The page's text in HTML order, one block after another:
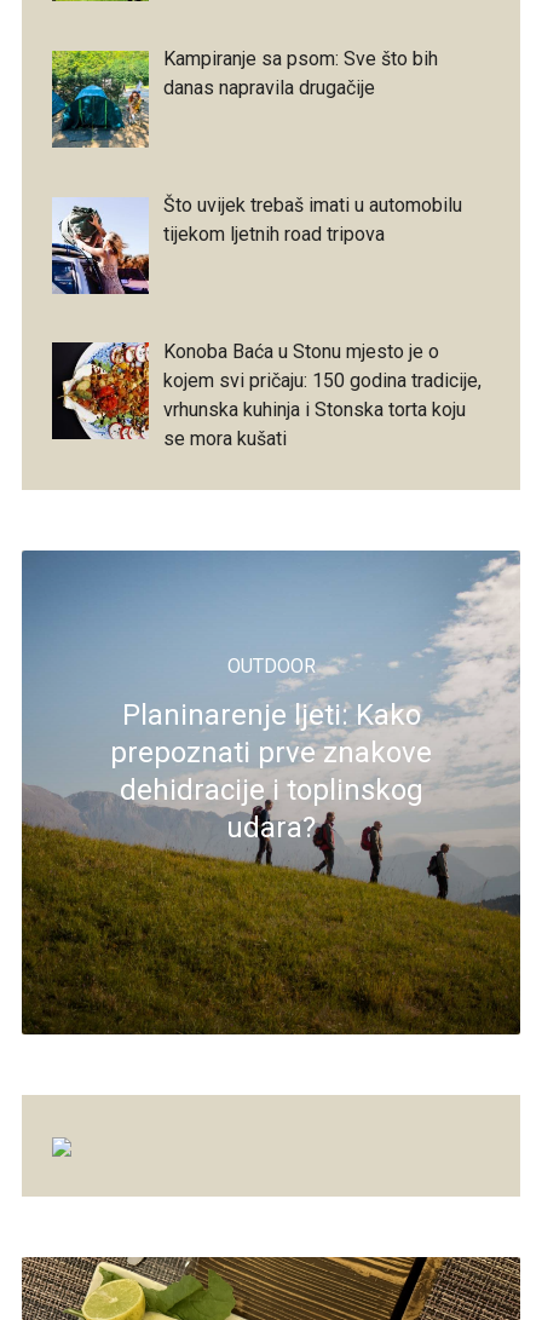
Kampiranje sa psom: Sve što bih
danas napravila drugačije
Što uvijek trebaš imati u automobilu
tijekom ljetnih road tripova
Konoba Baća u Stonu mjesto je o
kojem svi pričaju: 150 godina tradicije,
vrhunska kuhinja i Stonska torta koju
se mora kušati
OUTDOOR
Planinarenje ljeti: Kako
prepoznati prve znakove
dehidracije i toplinskog
udara?